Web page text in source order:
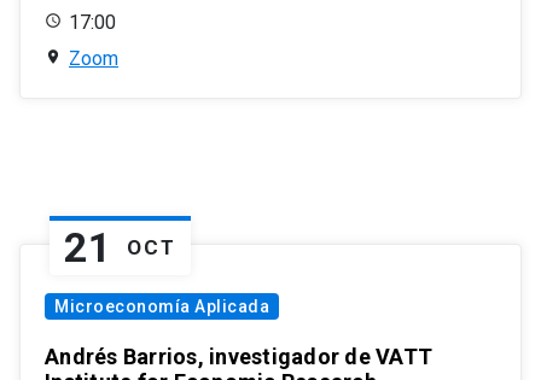
17:00
Zoom
21 OCT
Microeconomía Aplicada
Andrés Barrios, investigador de VATT